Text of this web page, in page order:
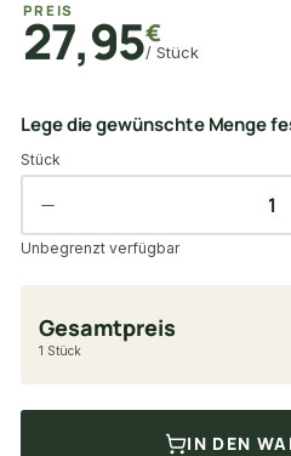
PREIS
27,95€
/ Stück
Lege die gewünschte Menge
Stück
Unbegrenzt verfügbar
Gesamtpreis
1 Stück
IN DEN